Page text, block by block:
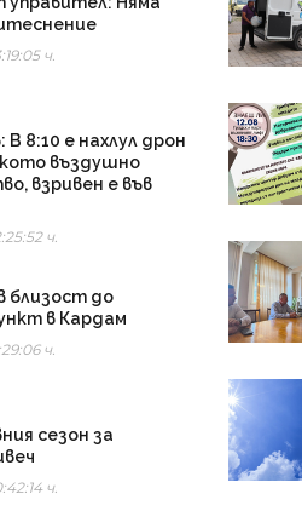
ч.
В 8:10 е нахлул дрон
въздушно
взривен е във
ч.
близост до
в Кардам
ч.
сезон за
ч.